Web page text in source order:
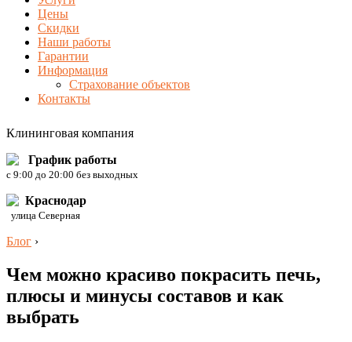
Цены
Скидки
Наши работы
Гарантии
Информация
Страхование объектов
Контакты
Клининговая компания
График работы
c 9:00 до 20:00 без выходных
Краснодар
улица Северная
Блог ›
Чем можно красиво покрасить печь,
плюсы и минусы составов и как
выбрать